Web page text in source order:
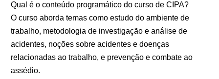
Qual é o conteúdo programático do curso de CIPA?
O curso aborda temas como estudo do ambiente de
trabalho, metodologia de investigação e análise de
acidentes, noções sobre acidentes e doenças
relacionadas ao trabalho, e prevenção e combate ao
assédio.